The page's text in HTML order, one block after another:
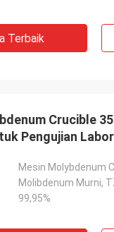
Terbaik
Crucible
Pengujian
Mesin Molybdenum
Molibdenum Murni,
99,95%